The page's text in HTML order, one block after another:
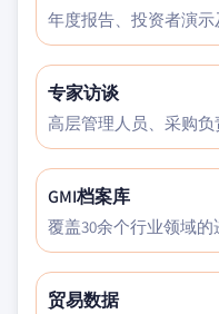
年度报告、投资者演
专家访谈
高层管理人员、采购
GMI档案库
覆盖30余个行业领域的
贸易数据